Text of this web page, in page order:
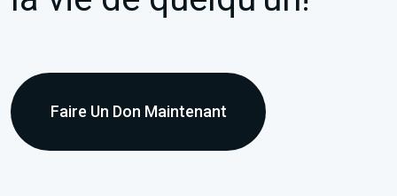
Faire Un Don Maintenant